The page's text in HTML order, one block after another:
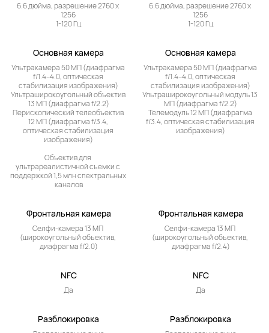
6.6 дюйма, разрешение 2760 x
1256
1-120 Гц
Основная камера
Ультракамера 50 МП (диафрагма
f/1.4–4.0, оптическая
стабилизация изображения)
Ультраширокоугольный объектив
13 МП (диафрагма f/2.2)
Перископический телеобъектив
12 МП (диафрагма f/3.4,
оптическая стабилизация
изображения)
Объектив для
ультрареалистичной съемки с
поддержкой 1,5 млн спектральных
каналов
Фронтальная камера
Селфи-камера 13 МП
(широкоугольный объектив,
диафрагма f/2.0)
NFC
Да
Разблокировка
6.6 дюйма, разрешение 2760 x
1256
1-120 Гц
Основная камера
Ультракамера 50 МП (диафрагма
f/1.4–4.0, оптическая
стабилизация изображения)
Ультраширокоугольный модуль 13
МП (диафрагма f/2.2)
Телемодуль 12 МП (диафрагма
f/3.4, оптическая стабилизация
изображения)
Фронтальная камера
Селфи-камера 13 МП
(широкоугольный объектив,
диафрагма f/2.4)
NFC
Да
Разблокировка